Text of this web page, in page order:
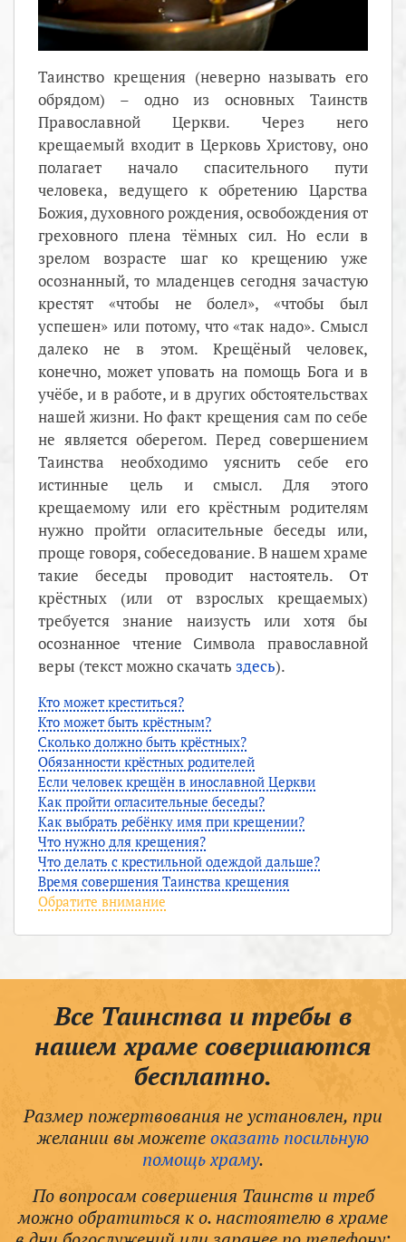
Таинство крещения (неверно называть его
обрядом) – одно из основных Таинств
Православной Церкви. Через него
крещаемый входит в Церковь Христову, оно
полагает начало спасительного пути
человека, ведущего к обретению Царства
Божия, духовного рождения, освобождения от
греховного плена тёмных сил. Но если в
зрелом возрасте шаг ко крещению уже
осознанный, то младенцев сегодня зачастую
крестят «чтобы не болел», «чтобы был
успешен» или потому, что «так надо». Смысл
далеко не в этом. Крещёный человек,
конечно, может уповать на помощь Бога и в
учёбе, и в работе, и в других обстоятельствах
нашей жизни. Но факт крещения сам по себе
не является оберегом. Перед совершением
Таинства необходимо уяснить себе его
истинные цель и смысл. Для этого
крещаемому или его крёстным родителям
нужно пройти огласительные беседы или,
проще говоря, собеседование. В нашем храме
такие беседы проводит настоятель. От
крёстных (или от взрослых крещаемых)
требуется знание наизусть или хотя бы
осознанное чтение Символа православной
веры (текст можно скачать здесь).
Кто может креститься?
Кто может быть крёстным?
Сколько должно быть крёстных?
Обязанности крёстных родителей
Если человек крещён в инославной Церкви
Как пройти огласительные беседы?
Как выбрать ребёнку имя при крещении?
Что нужно для крещения?
Что делать с крестильной одеждой дальше?
Время совершения Таинства крещения
Обратите внимание
Все Таинства и требы в
нашем храме совершаются
бесплатно.
Размер пожертвования не установлен, при
желании вы можетеоказать посильную
помощь храму.
По вопросам совершения Таинств и треб
можно обратиться к о. настоятелю в храме